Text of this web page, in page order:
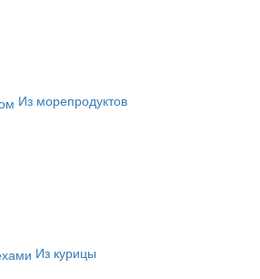
Из морепродуктов
Из курицы